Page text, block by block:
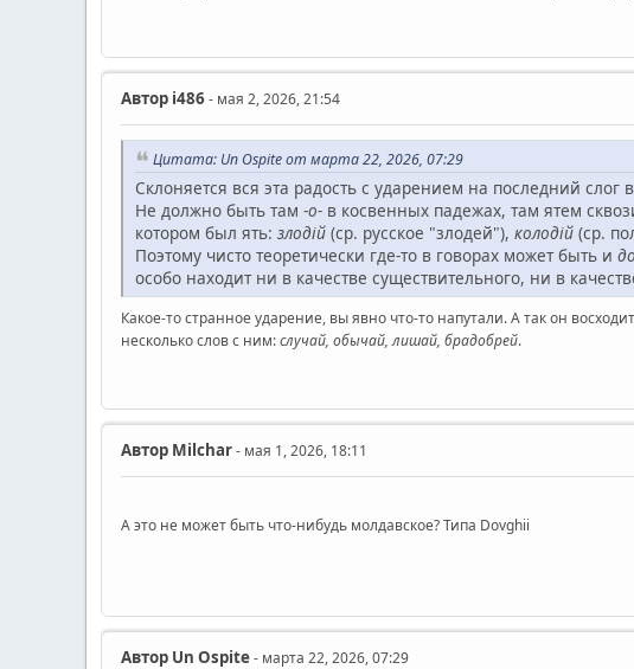
Автор i486- мая 2, 2026, 21:54
Цитата: Un Ospite от марта 22, 2026, 07:29
Склоняется вся эта радость с ударением на последний
Не должно быть там -о- в косвенных падежах, там ятем
котором был ять: злодій (ср. русское "злодей"), колодій (ср.
Поэтому чисто теоретически где-то в говорах может быть и
особо находит ни в качестве существительного, ни в
Какое-то странное ударение, вы явно что-то напутали. А так он
несколько слов с ним:случай, обычай, лишай, брадобрей.
Автор Milchar- мая 1, 2026, 18:11
А это не может быть что-нибудь молдавское? Типа Dovghii
Автор Un Ospite- марта 22, 2026, 07:29